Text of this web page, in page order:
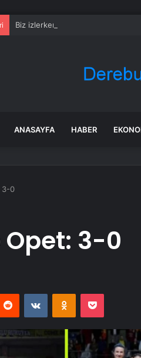
Biz izlerken utandık! İki genç
ANASAYFA HABER
3-0
3-0
Reddit VKontakteOdnoklassniki
Pocket